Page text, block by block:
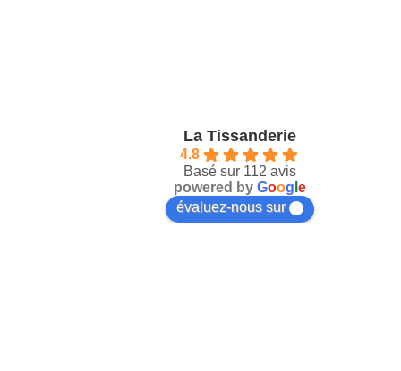
La Tissanderie
4.8
Basé sur 112 avis
powered by Goog e
évaluez-nous sur